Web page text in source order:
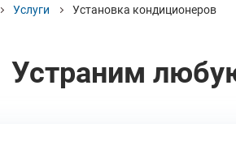
Услуги Установка кондиционеров
Устраним